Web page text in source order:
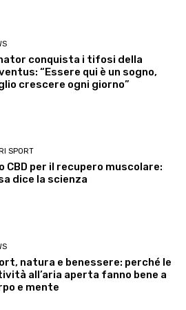
conquista i tifosi della
“Essere qui è un sogno,
crescere ogni giorno”
SPORT
CBD per il recupero muscolare:
dice la scienza
natura e benessere: perché le
all’aria aperta fanno bene a
e mente